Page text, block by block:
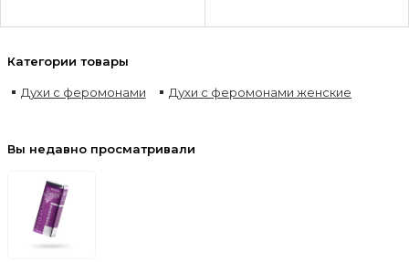
Категории товары
Духи с феромонами Духи с феромонами женские
Вы недавно просматривали